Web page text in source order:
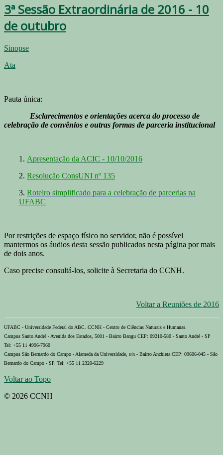
3ª Sessão Extraordinária de 2016 - 10
de outubro
Sinopse
Ata
Pauta única:
Esclarecimentos e orientações acerca do processo de
celebração de convênios e outras formas de parceria institucional
1. Apresentação da ACIC - 10/10/2016
2. Resolução ConsUNI nº 135
3. Roteiro simplificado para a celebração de parcerias na
UFABC
Por restrições de espaço físico no servidor, não é possível
mantermos os áudios desta sessão publicados nesta página por mais
de dois anos.
Caso precise consultá-los, solicite à Secretaria do CCNH.
Voltar a Reuniões de 2016
UFABC - Universidade Federal do ABC. CCNH - Centro de Ciências Naturais e Humanas.
Campus Santo André - Avenida dos Estados, 5001 - Bairro Bangu CEP: 09210-580 - Santo André - SP
Tel: +55 11 4996-7960
Campus São Bernardo do Campo - Alameda da Universidade, s/n - Bairro Anchieta CEP: 09606-045 - São
Bernardo do Campo - SP. Tel: +55 11 2320-6229
Voltar ao Topo
© 2026 CCNH